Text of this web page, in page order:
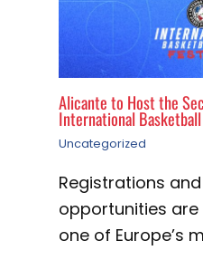
Alicante to Host the
International
Uncategorized
Registrations
opportunities
one of Europe’s